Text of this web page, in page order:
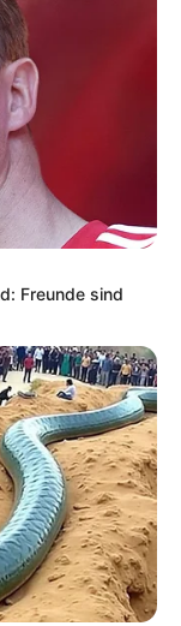
und
, zu denen die
der Landkarte
mit
EVENTIM Tick
Freunde sind